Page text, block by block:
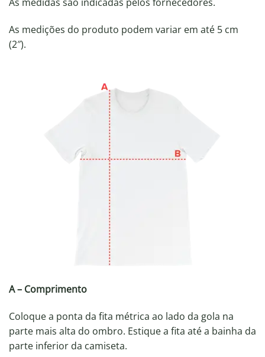
As medições do produto podem variar em até 5 cm
(2″).
A – Comprimento
Coloque a ponta da fita métrica ao lado da gola na
parte mais alta do ombro. Estique a fita até a bainha da
parte inferior da camiseta.